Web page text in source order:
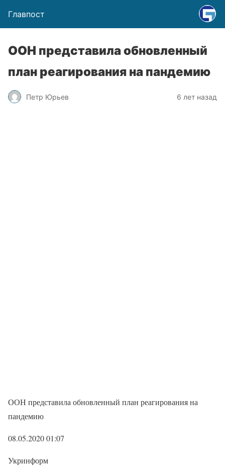
Главпост
ООН представила обновленный
план реагирования на пандемию
Петр Юрьев 6 лет назад
ООН представила обновленный план реагирования на
пандемию
08.05.2020 01:07
Укринформ